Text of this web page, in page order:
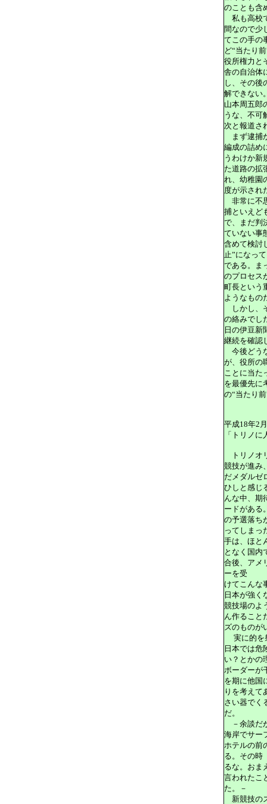
のことも含
私も高校
間なので少
てこの手の
ど“当たり
役所権力と
舎の自治体
し、その後
解できない
山本周五郎
うな、不可
次と報道さ
まず逮捕
編成の詰め
うわけか新
た道路の拡
れ、幼稚園
度が示され
非常に不
捕といえど
で、まだ判
ていない事
含めて検討
止”になっ
である。ま
のプロセス
町長という
ようなもの
しかし、
の絡みでし
日の伊豆新
継続を確認
今後どう
が、役所の
ことに当た
を最優先に
の“当たり
平成18年2
「トリノ
トリノオ
競技が進み
だメダルゼ
ひしと感じ
んな中、期
ードがある
の予選落ち
ってしまっ
手は、ほと
となく国内
合後、アメ
ーを受
けてこんな
日本が強く
競技場のよ
ん作ること
ズのものが
実に的を
日本では危
い？とかの
ボーダーが
を期に他国
りを考えて
さい器でく
だ。
－余談だ
海岸でサー
ホテルの前
る。その時
るな。おま
言われたこ
た。－
新競技の